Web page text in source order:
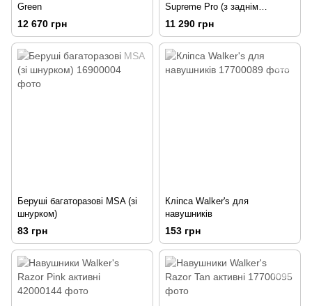
Green
12 670 грн
Supreme Pro (з заднім
тримачем)
11 290 грн
Беруші багаторазові MSA (зі
шнурком)
83 грн
Кліпса Walker's для
навушників
153 грн